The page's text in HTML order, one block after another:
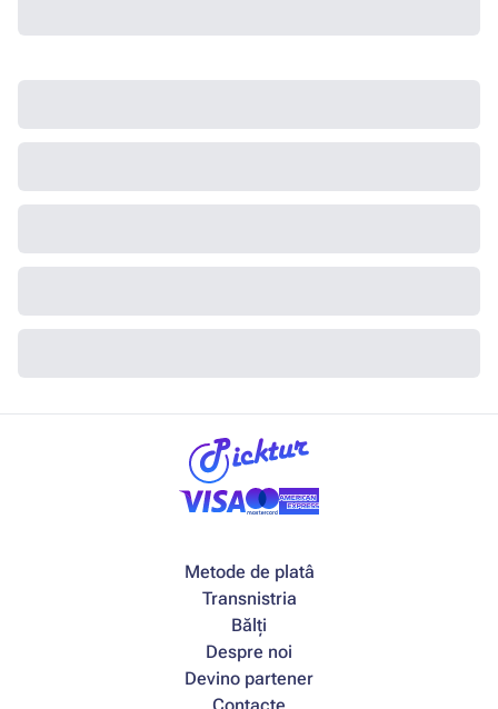
Metode de platâ
Transnistria
Bălți
Despre noi
Devino partener